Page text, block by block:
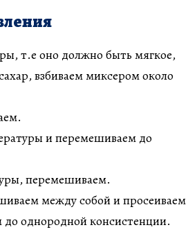
т.е оно должно быть мягкое,
взбиваем миксером около
и перемешиваем до
перемешиваем.
между собой и просеиваем
однородной консистенции.